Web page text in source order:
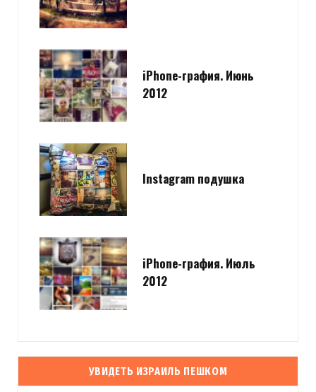
iPhone-графия. Июнь
2012
Instagram подушка
iPhone-графия. Июль
2012
УВИДЕТЬ ИЗРАИЛЬ ПЕШКОМ